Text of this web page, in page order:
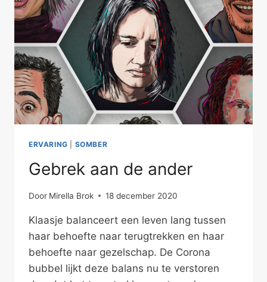
ERVARING SOMBER
Gebrek aan de ander
Door Mirella Brok 18 december 2020
Klaasje balanceert een leven lang tussen
haar behoefte naar terugtrekken en haar
behoefte naar gezelschap. De Corona
bubbel lijkt deze balans nu te verstoren